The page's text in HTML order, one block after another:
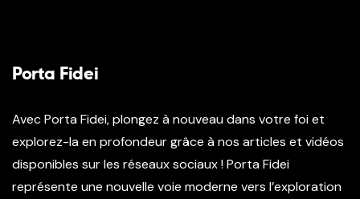
Porta Fidei
Avec Porta Fidei, plongez à nouveau dans votre foi et
explorez-la en profondeur grâce à nos articles et vidéos
disponibles sur les réseaux sociaux ! Porta Fidei
représente une nouvelle voie moderne vers l’exploration